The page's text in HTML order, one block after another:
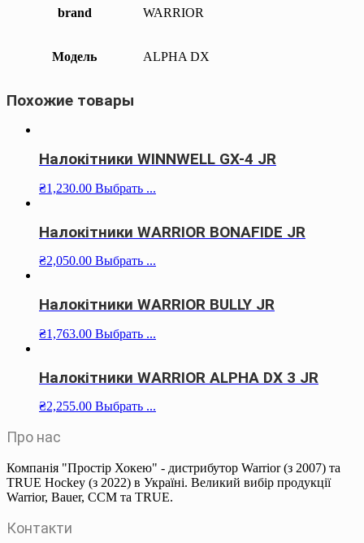
brand WARRIOR
Модель ALPHA DX
Похожие товары
Налокітники WINNWELL GX-4 JR
₴1,230.00 Выбрать ...
Налокітники WARRIOR BONAFIDE JR
₴2,050.00 Выбрать ...
Налокітники WARRIOR BULLY JR
₴1,763.00 Выбрать ...
Налокітники WARRIOR ALPHA DX 3 JR
₴2,255.00 Выбрать ...
Про нас
Компанія "Простір Хокею" - дистрибутор Warrior (з 2007) та
TRUE Hockey (з 2022) в Україні. Великий вибір продукції
Warrior, Bauer, CCM та TRUE.
Контакти